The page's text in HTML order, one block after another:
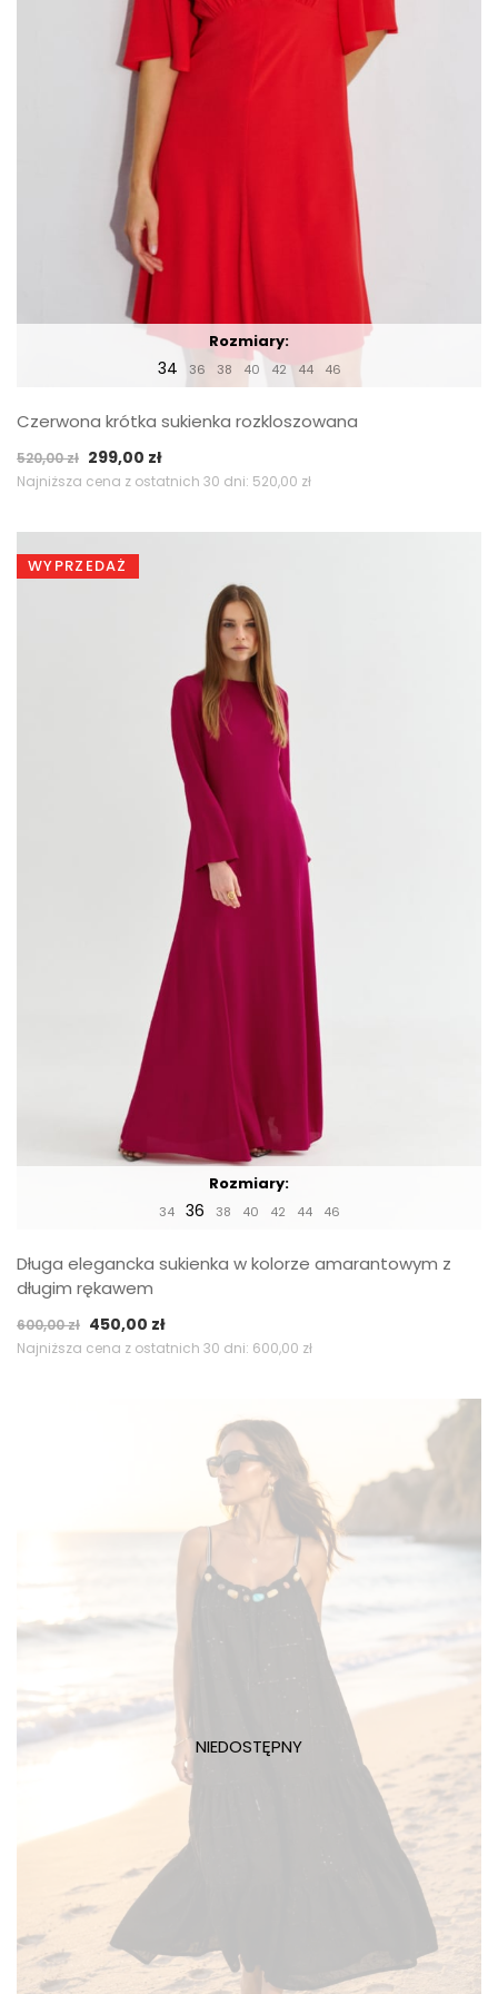
Rozmiary:
34 36 38 40 42 44 46
Czerwona krótka sukienka rozkloszowana
520,00zł Pierwotna
cena
520,00 zł.
299,00 złAktualna
cena
299,00 zł.
Najniższa cena z ostatnich 30 dni: 520,00 zł
WYPRZEDAŻ
Rozmiary:
34 36 38 40 42 44 46
Długa elegancka sukienka w kolorze amarantowym z
długim rękawem
600,00zł Pierwotna
cena
450,00 złAktualna
cena
Najniższa cena z ostatnich 30 dni: 600,00 zł